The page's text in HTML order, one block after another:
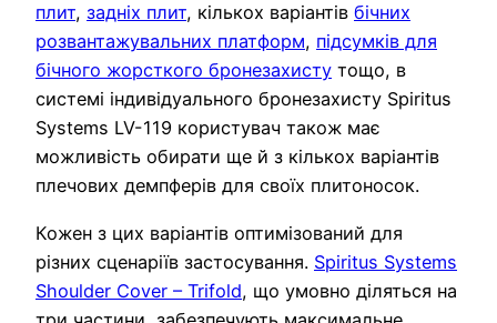
плит, задніх плит, кількох варіантів бічних
розвантажувальних платформ, підсумків для
бічного жорсткого бронезахисту тощо, в
системі індивідуального бронезахисту Spiritus
Systems LV-119 користувач також має
можливість обирати ще й з кількох варіантів
плечових демпферів для своїх плитоносок.
Кожен з цих варіантів оптимізований для
різних сценаріїв застосування. Spiritus Systems
Shoulder Cover – Trifold, що умовно діляться на